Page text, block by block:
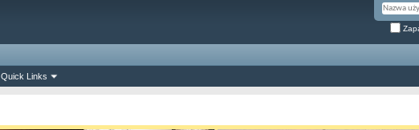
Quick Links